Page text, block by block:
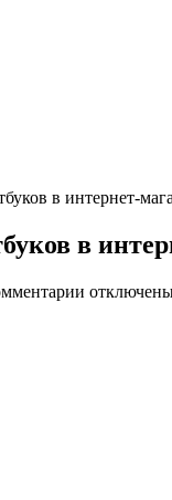
в интернет-
в
к